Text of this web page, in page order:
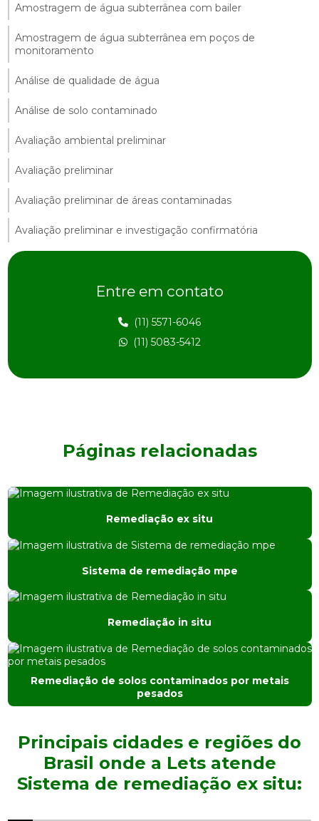
Amostragem de água subterrânea com bailer
Amostragem de água subterrânea em poços de
monitoramento
Análise de qualidade de água
Análise de solo contaminado
Avaliação ambiental preliminar
Avaliação preliminar
Avaliação preliminar de áreas contaminadas
Avaliação preliminar e investigação confirmatória
Avaliação preliminar de risco
Avaliação de risco ambiental
Avaliação de risco na construção civil
Avaliação de risco e impacto ambiental
Consultoria ambiental preço
Consultoria e engenharia ambiental
Consultoria de meio ambiente
Consultoria em tratamento de água
Desativação industrial
Empresa de análise de água
Empresa de análise de solo
Empresa de consultoria ambiental
Entre em contato
(11) 5571-6046
(11) 5083-5412
Páginas relacionadas
Remediação ex situ
Sistema de remediação mpe
Remediação in situ
Remediação de solos contaminados por metais
pesados
Principais cidades e regiões do
Brasil onde a Lets atende
Sistema de remediação ex situ: